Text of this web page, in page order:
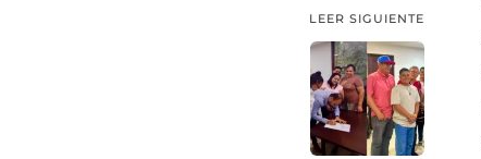
LEER SIGUIENTE